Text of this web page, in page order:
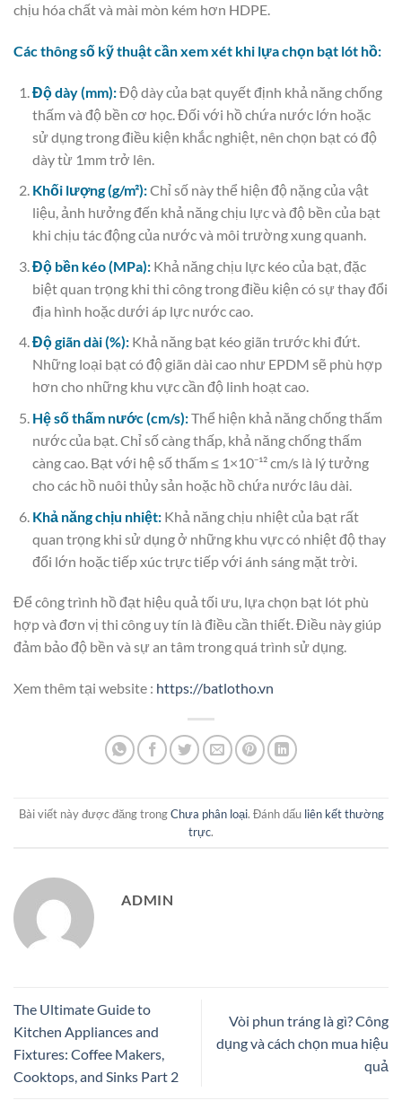
chịu hóa chất và mài mòn kém hơn HDPE.
Các thông số kỹ thuật cần xem xét khi lựa chọn bạt lót hồ:
Độ dày (mm):Độ dày của bạt quyết định khả năng chống
thấm và độ bền cơ học. Đối với hồ chứa nước lớn hoặc
sử dụng trong điều kiện khắc nghiệt, nên chọn bạt có độ
dày từ 1mm trở lên.
Khối lượng (g/m²):Chỉ số này thể hiện độ nặng của vật
liệu, ảnh hưởng đến khả năng chịu lực và độ bền của bạt
khi chịu tác động của nước và môi trường xung quanh.
Độ bền kéo (MPa):Khả năng chịu lực kéo của bạt, đặc
biệt quan trọng khi thi công trong điều kiện có sự thay đổi
địa hình hoặc dưới áp lực nước cao.
Độ giãn dài (%):Khả năng bạt kéo giãn trước khi đứt.
Những loại bạt có độ giãn dài cao như EPDM sẽ phù hợp
hơn cho những khu vực cần độ linh hoạt cao.
Hệ số thấm nước (cm/s):Thể hiện khả năng chống thấm
nước của bạt. Chỉ số càng thấp, khả năng chống thấm
càng cao. Bạt với hệ số thấm ≤ 1×10⁻¹² cm/s là lý tưởng
cho các hồ nuôi thủy sản hoặc hồ chứa nước lâu dài.
Khả năng chịu nhiệt:Khả năng chịu nhiệt của bạt rất
quan trọng khi sử dụng ở những khu vực có nhiệt độ thay
đổi lớn hoặc tiếp xúc trực tiếp với ánh sáng mặt trời.
Để công trình hồ đạt hiệu quả tối ưu, lựa chọn bạt lót phù
hợp và đơn vị thi công uy tín là điều cần thiết. Điều này giúp
đảm bảo độ bền và sự an tâm trong quá trình sử dụng.
Xem thêm tại website : https://batlotho.vn
Bài viết này được đăng trongChưa phân loại. Đánh dấu liên kết thường
trực.
ADMIN
The Ultimate Guide to
Kitchen Appliances and
Fixtures: Coffee Makers,
Cooktops, and Sinks Part 2
Vòi phun tráng là gì? Công
dụng và cách chọn mua hiệu
quả